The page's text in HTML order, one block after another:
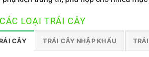
LOẠI TRÁI CÂY
CÂY TRÁI CÂY NHẬP KHẨU